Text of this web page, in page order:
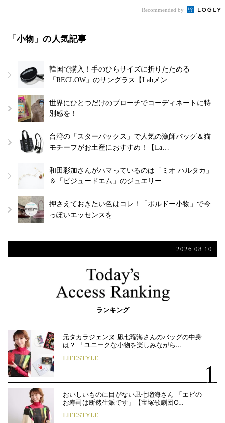
Recommended by
「小物」の人気記事
韓国で購入！手のひらサイズに折りたためる
「RECLOW」のサングラス【Labメン…
世界にひとつだけのブローチでコーディネートに特
別感を！
台湾の「スターバックス」で人気の漁師バッグ＆猫
モチーフがお土産におすすめ！【La…
和田彩加さんがハマっているのは「ミオ ハルタカ」
＆「ビジュードエム」のジュエリー…
押さえておきたい色はコレ！「ボルドー小物」で今
っぽいエッセンスを
2026.08.10
ランキング
元タカラジェンヌ 凪七瑠海さんのバッグの中身
は？ 「ユニークな小物を楽しみながら…
LIFESTYLE
おいしいものに目がない凪七瑠海さん 「エビの
お寿司は断然生派です」【宝塚歌劇団O…
LIFESTYLE